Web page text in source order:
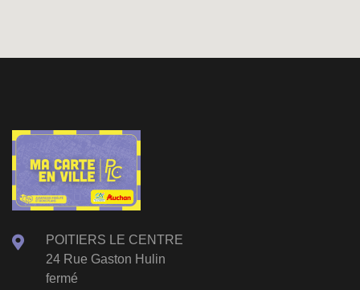
POITIERS LE CENTRE
24 Rue Gaston Hulin
fermé